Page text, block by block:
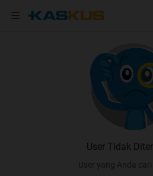
User Tidak
User yang Anda